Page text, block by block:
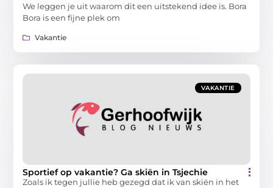
We leggen je uit waarom dit een uitstekend idee is. Bora
Bora is een fijne plek om
Vakantie
VAKANTIE
Sportief op vakantie? Ga skiën in Tsjechie
Zoals ik tegen jullie heb gezegd dat ik van skiën in het